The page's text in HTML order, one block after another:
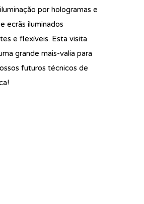
por hologramas e
ecrãs iluminados
e flexíveis. Esta visita
grande mais-valia para
futuros técnicos de